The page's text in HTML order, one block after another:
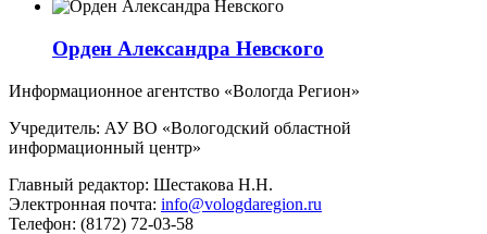
Орден Александра Невского
Информационное агентство «Вологда Регион»
Учредитель: АУ ВО «Вологодский областной
информационный центр»
Главный редактор: Шестакова Н.Н.
Электронная почта: info@vologdaregion.ru
Телефон: (8172) 72-03-58